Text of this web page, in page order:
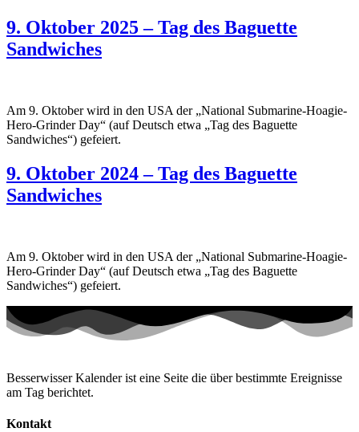
9. Oktober 2025 – Tag des Baguette
Sandwiches
Am 9. Oktober wird in den USA der „National Submarine-Hoagie-
Hero-Grinder Day“ (auf Deutsch etwa „Tag des Baguette
Sandwiches“) gefeiert.
9. Oktober 2024 – Tag des Baguette
Sandwiches
Am 9. Oktober wird in den USA der „National Submarine-Hoagie-
Hero-Grinder Day“ (auf Deutsch etwa „Tag des Baguette
Sandwiches“) gefeiert.
Besserwisser Kalender ist eine Seite die über bestimmte Ereignisse
am Tag berichtet.
Kontakt